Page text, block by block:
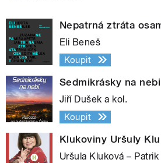
Nepatrná ztráta
Eli Beneš
Koupit
Sedmikrásky na nebi
Jiří Dušek a kol.
Koupit
Klukoviny Uršuly
Uršula Kluková –